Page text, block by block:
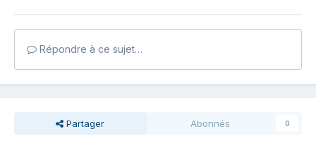
Répondre à ce sujet…
Partager Abonnés 0